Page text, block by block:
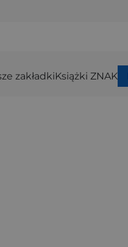
zakładkiKsiążki ZNAK